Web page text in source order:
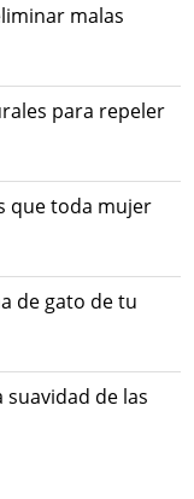
malas
para repeler
que toda mujer
de gato de tu
de las